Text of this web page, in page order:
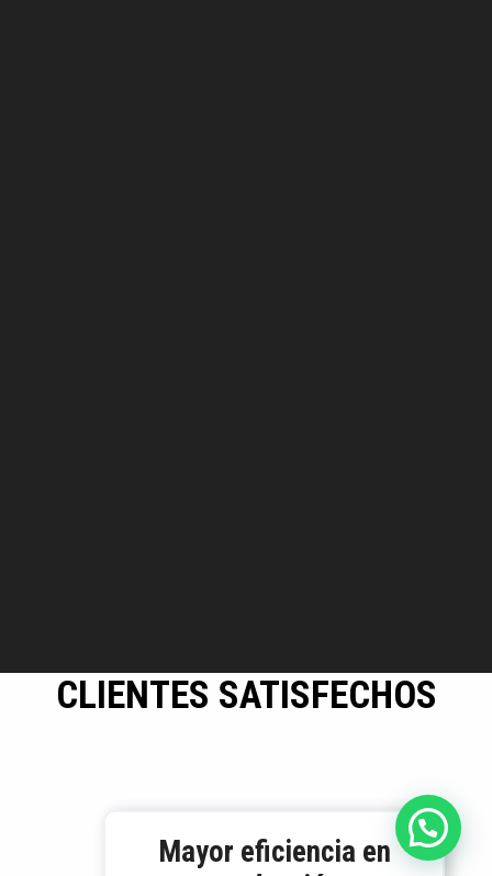
CLIENTES SATISFECHOS
Mayor eficiencia en